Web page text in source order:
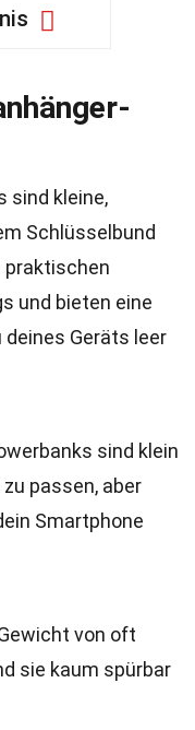
sind kleine,
Schlüsselbund
praktischen
und bieten eine
deines Geräts leer
sind klein
passen, aber
Smartphone
von oft
sie kaum spürbar